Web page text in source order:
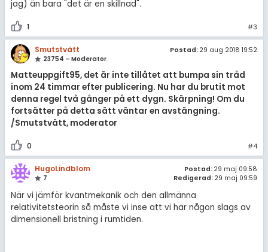
jag) än bara "det är en skillnad".
1 #3
Smutstvätt
23754 – Moderator
Postad: 29 aug 2018 19:52
Matteuppgift95, det är inte tillåtet att bumpa sin tråd
inom 24 timmar efter publicering. Nu har du brutit mot
denna regel två gånger på ett dygn. Skärpning! Om du
fortsätter på detta sätt väntar en avstängning.
/Smutstvätt, moderator
0 #4
HugoLindblom
7
Postad: 29 maj 09:58
Redigerad: 29 maj 09:59
När vi jämför kvantmekanik och den allmänna
relativitetsteorin så måste vi inse att vi har någon slags av
dimensionell bristning i rumtiden.